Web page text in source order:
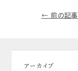
← 前の記事
アーカイブ